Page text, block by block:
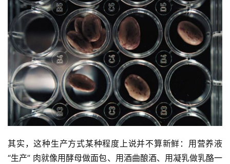
其实，这种生产方式某种程度上说并不算新鲜：用营养液
“生产” 肉就像用酵母做面包、用酒曲酿酒、用凝乳做乳酪一